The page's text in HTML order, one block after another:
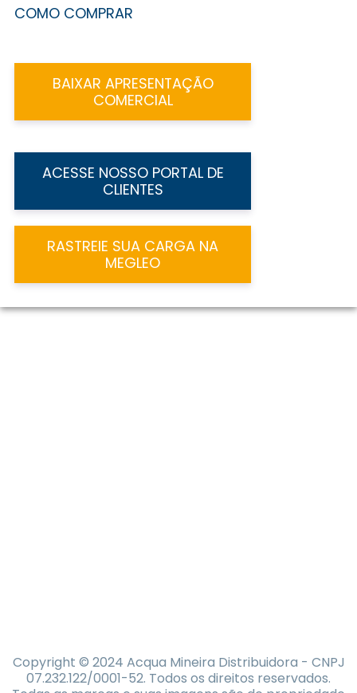
COMO COMPRAR
BAIXAR APRESENTAÇÃO
COMERCIAL
ACESSE NOSSO PORTAL DE
CLIENTES
RASTREIE SUA CARGA NA
MEGLEO
Copyright © 2024 Acqua Mineira Distribuidora - CNPJ
07.232.122/0001-52. Todos os direitos reservados.